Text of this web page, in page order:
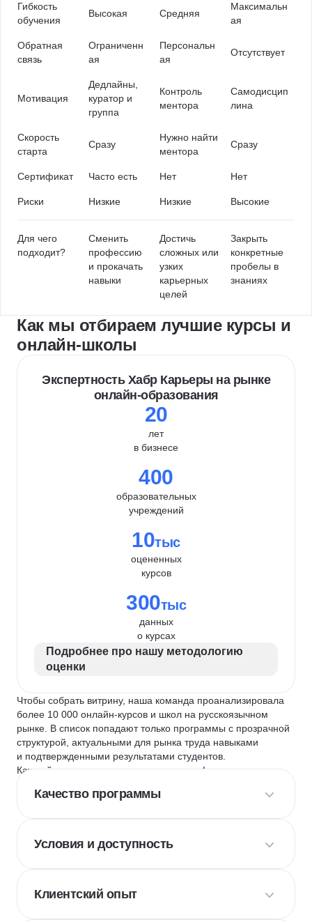
Гибкость
обучения
Высокая Средняя
Максимальн
ая
Обратная
связь
Ограниченн
ая
Персональн
ая
Отсутствует
Мотивация
Дедлайны,
куратор и
группа
Контроль
ментора
Самодисцип
лина
Скорость
старта
Сразу
Нужно найти
ментора
Сразу
Сертификат Часто есть Нет Нет
Риски Низкие Низкие Высокие
Для чего
подходит?
Сменить
профессию
и прокачать
навыки
Достичь
сложных или
узких
карьерных
целей
Закрыть
конкретные
пробелы в
знаниях
Как мы отбираем лучшие курсы и
онлайн-школы
Экспертность Хабр Карьеры на рынке
онлайн-образования
20
лет
в бизнесе
400
образовательных
учреждений
10тыс
оцененных
курсов
300тыс
данных
о курсах
Подробнее про нашу методологию
оценки
Чтобы собрать витрину, наша команда проанализировала
более 10 000 онлайн-курсов и школ на русскоязычном
рынке. В список попадают только программы с прозрачной
структурой, актуальными для рынка труда навыками
и подтвержденными результатами студентов.
Каждый курс и школу мы оцениваем по
4 критериям
Качество программы
Условия и доступность
Клиентский опыт